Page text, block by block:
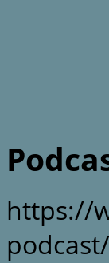
https://
podcast/